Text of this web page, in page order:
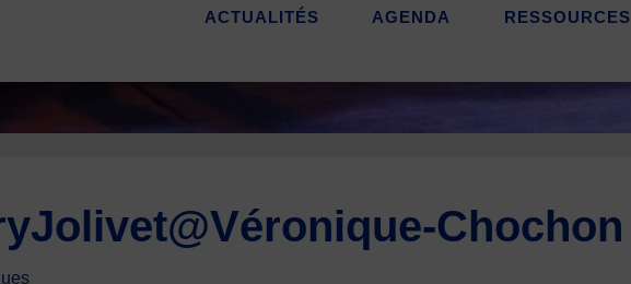
ACTUALITÉS AGENDA RESSOURCES
Chochon